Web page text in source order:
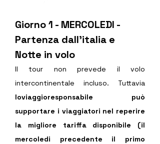
Giorno 1 - MERCOLEDI -
Partenza dall'italia e
Notte in volo
Il tour non prevede il volo
Ioviaggioresponsabile può
supportare i viaggiatori nel reperire
la migliore tariffa disponibile (il
mercoledi precedente il primo